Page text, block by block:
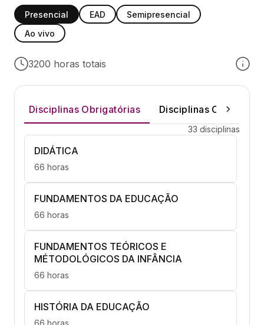
Presencial EAD
Semipresencial
Ao vivo
3200 horas totais
Disciplinas Obrigatórias Disciplinas Optativas
33 disciplinas
DIDÁTICA
66 horas
FUNDAMENTOS DA EDUCAÇÃO
66 horas
FUNDAMENTOS TEÓRICOS E
MÉTODOLÓGICOS DA INFÂNCIA
66 horas
HISTÓRIA DA EDUCAÇÃO